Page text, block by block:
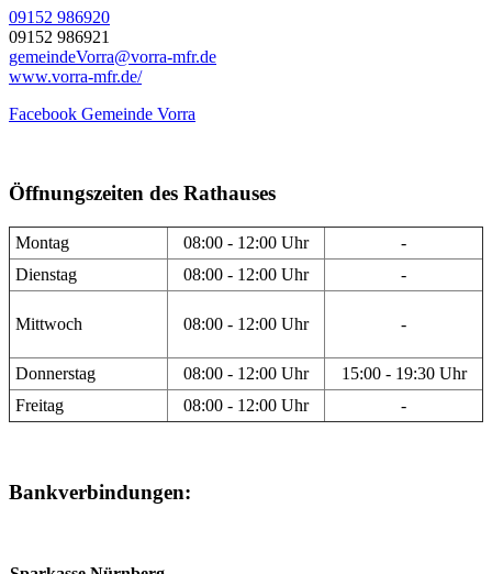
09152 986920
09152 986921
gemeindeVorra@vorra-mfr.de
www.vorra-mfr.de/
Facebook Gemeinde Vorra
Öffnungszeiten des Rathauses
Montag 08:00 - 12:00 Uhr
-
Dienstag
08:00 - 12:00 Uhr -
Mittwoch 08:00 - 12:00 Uhr -
Donnerstag 08:00 - 12:00 Uhr
15:00 - 19:30 Uhr
Freitag
08:00 - 12:00 Uhr -
Bankverbindungen: